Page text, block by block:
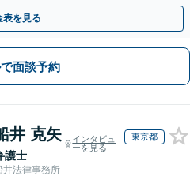
オンライン面談◎】
表を見る
面談予約
井 克矢
護士
インタビュ
ーを見る
東京都
井法律事務所